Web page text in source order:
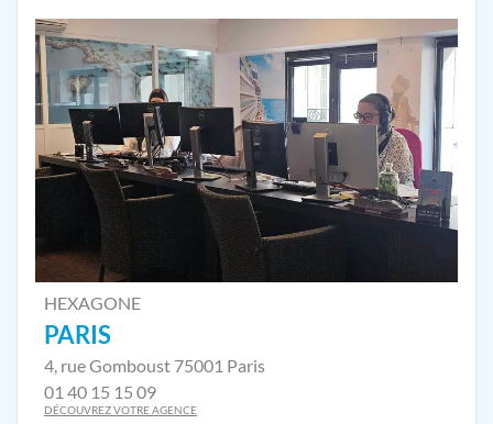
HEXAGONE
PARIS
4, rue Gomboust 75001 Paris
01 40 15 15 09
DÉCOUVREZ VOTRE AGENCE